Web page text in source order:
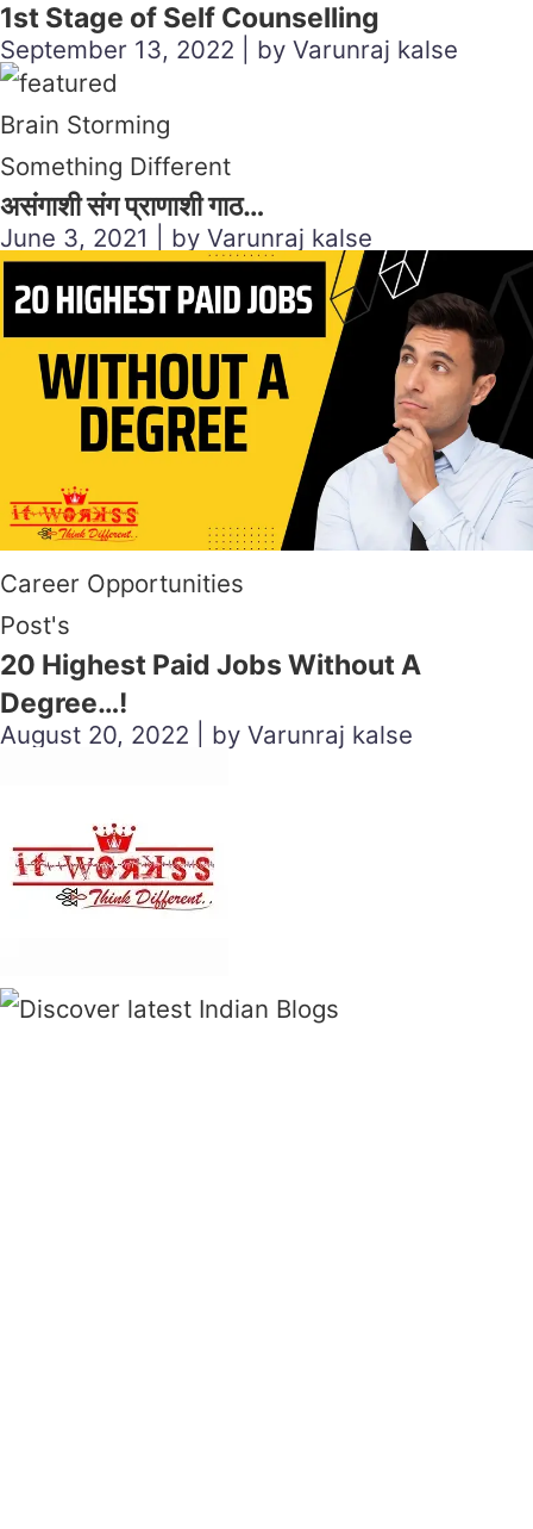
1st Stage of Self Counselling
September 13, 2022 | by Varunraj kalse
Brain Storming
Something Different
असंगाशी संग प्राणाशी गाठ…
June 3, 2021 | by Varunraj kalse
Career Opportunities
Post's
20 Highest Paid Jobs Without A
Degree…!
August 20, 2022 | by Varunraj kalse